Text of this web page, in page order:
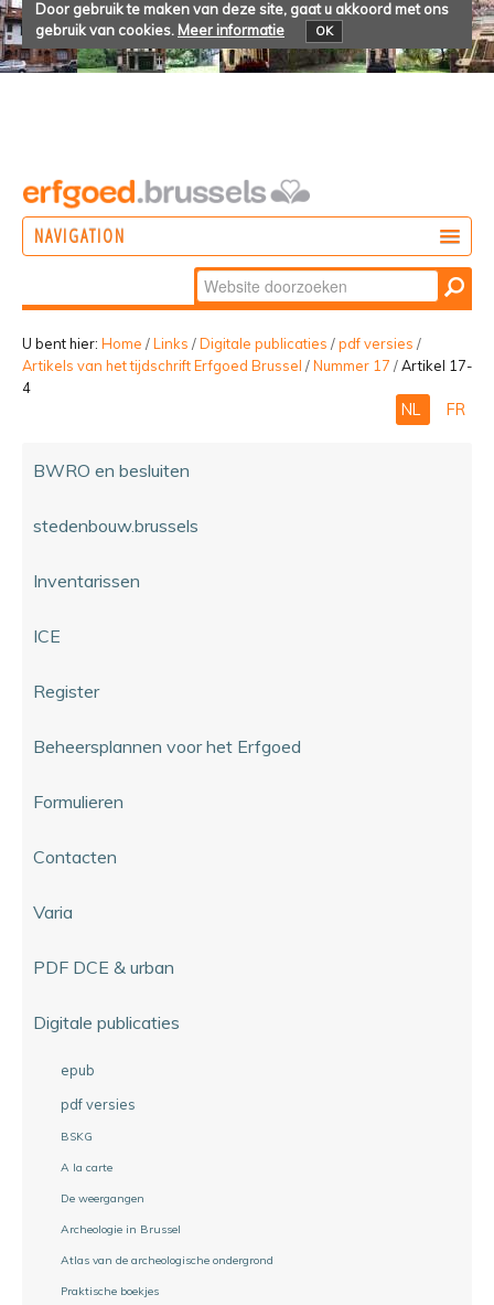
Door gebruik te maken van deze site, gaat u akkoord met ons
gebruik van cookies. Meer informatie OK
NAVIGATION
BELEVEN
Zoek
Geavanceerd
zoeken...
U bent hier: Home /Links /Digitale publicaties /pdf versies /
Artikels van het tijdschrift Erfgoed Brussel /Nummer 17 /Artikel 17-
4
NL FR
BWRO en besluiten
stedenbouw.brussels
Inventarissen
ICE
Register
Beheersplannen voor het Erfgoed
Formulieren
Contacten
Varia
PDF DCE & urban
Digitale publicaties
epub
pdf versies
BSKG
A la carte
De weergangen
Archeologie in Brussel
Atlas van de archeologische ondergrond
Praktische boekjes